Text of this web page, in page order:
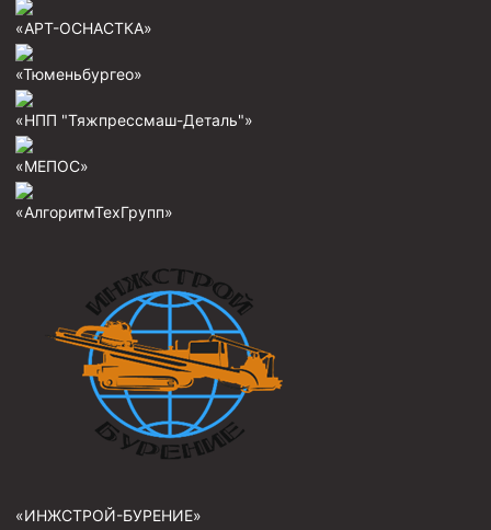
Пробки цементировочные
Скребки корончатые СК и тросовые СТ
Башмаки колонные
Инструмент для бурения и КРС (ловильный, аварийный)
Шаблоны колонные
Перья гидромониторные
Пауки гидравлические
Пауки механические
Желонки
Скреперы механические
«АРТ-ОСНАСТКА»
«Тюменьбургео»
«НПП "Тяжпрессмаш-Деталь"»
«МЕПОС»
«АлгоритмТехГрупп»
«ИНЖСТРОЙ-БУРЕНИЕ»